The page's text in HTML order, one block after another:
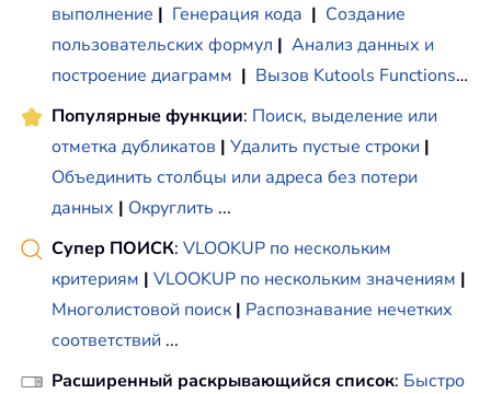
выполнение | Генерация кода | Создание
пользовательских формул | Анализ данных и
построение диаграмм | Вызов Kutools Functions…
Популярные функции: Поиск, выделение или
отметка дубликатов | Удалить пустые строки |
Объединить столбцы или адреса без потери
данных | Округлить ...
Супер ПОИСК: VLOOKUP по нескольким
критериям | VLOOKUP по нескольким значениям |
Многолистовой поиск | Распознавание нечетких
соответствий ...
Расширенный раскрывающийся список: Быстро